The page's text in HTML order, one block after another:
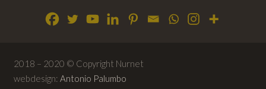
2018 – 2020 © Copyright Nurnet
webdesign: Antonio Palumbo